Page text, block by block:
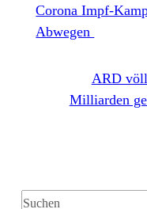
Corona Impf-
Abwegen
ARD
Milliarden
S